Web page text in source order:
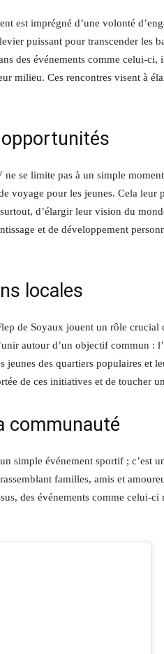
est imprégné d’une volonté
puissant pour transcender les
des événements comme celui-
milieu. Ces rencontres visent à
se limite pas à un simple
voyage pour les jeunes. Cela
d’élargir leur vision du
et de développement
locales
de Soyaux jouent un rôle
autour d’un objectif commun :
des quartiers populaires et
de ces initiatives et de toucher
communauté
simple événement sportif ; c’est
familles, amis et
des événements comme celui-